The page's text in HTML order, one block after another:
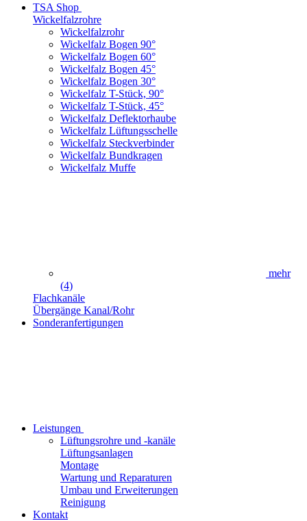
TSA Shop
Wickelfalzrohre
Wickelfalzrohr
Wickelfalz Bogen 90°
Wickelfalz Bogen 60°
Wickelfalz Bogen 45°
Wickelfalz Bogen 30°
Wickelfalz T-Stück, 90°
Wickelfalz T-Stück, 45°
Wickelfalz Deflektorhaube
Wickelfalz Lüftungsschelle
Wickelfalz Steckverbinder
Wickelfalz Bundkragen
Wickelfalz Muffe
mehr
(4)
Flachkanäle
Übergänge Kanal/Rohr
Sonderanfertigungen
Leistungen
Lüftungsrohre und -kanäle
Lüftungsanlagen
Montage
Wartung und Reparaturen
Umbau und Erweiterungen
Reinigung
Kontakt